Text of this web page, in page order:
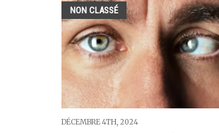
NON CLASSÉ
DÉCEMBRE 4TH, 2024